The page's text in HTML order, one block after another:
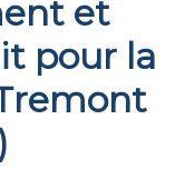
et
pour la